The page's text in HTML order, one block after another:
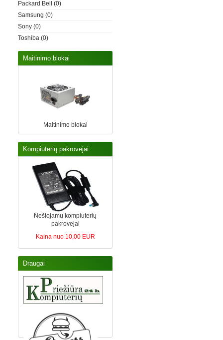
Packard Bell
(0)
Samsung (0)
Sony (0)
Toshiba (0)
Maitinimo blokai
Maitinimo blokai
Kompiuterių pakrovėjai
Nešiojamų kompiuterių
pakrovejai
Kaina nuo 10,00 EUR
Draugai